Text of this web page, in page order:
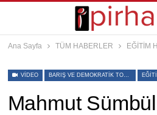
Ana Sayfa TÜM HABERLER EĞİTİM
VIDEO BARIŞ VE DEMOKRATIK TOPLUM SÜRECI
Mahmut